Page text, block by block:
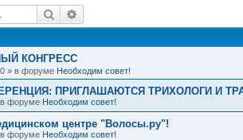
Поиск
КОНГРЕСС
» в форуме Необходим совет!
ПРИГЛАШАЮТСЯ ТРИХОЛОГИ И
форуме Необходим совет!
центре "Волосы.ру"!
форуме Необходим совет!